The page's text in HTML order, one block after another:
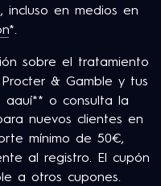
incluso en medios en
*.
sobre el tratamiento
& Gamble y tus
aquí** o consulta la
de P&G.
en nuestros
nuevos clientes en
mínimo de 50€,
al registro. El cupón
a otros cupones.